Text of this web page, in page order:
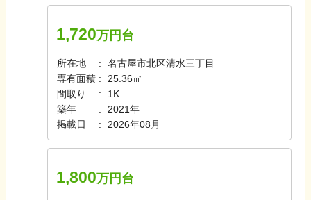
1,720万円台
所在地
名古屋市北区清水三丁目
専有面積
25.36㎡
間取り
1K
築年
2021年
掲載日
2026年08月
1,800万円台